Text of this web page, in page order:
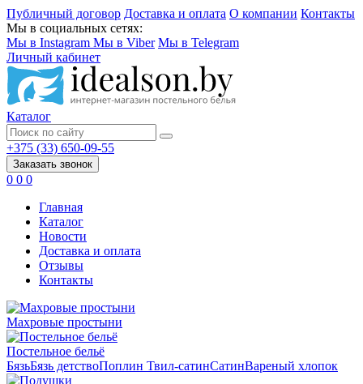
Публичный договор Доставка и оплата О компании Контакты
Мы в социальных сетях:
Мы в Instagram Мы в Viber Мы в Telegram
Личный кабинет
Каталог
+375 (33) 650-09-55
Заказать звонок
0 0 0
Главная
Каталог
Новости
Доставка и оплата
Отзывы
Контакты
Махровые простыни
Постельное бельё
БязьБязь детствоПоплин Твил-сатинСатинВареный хлопок